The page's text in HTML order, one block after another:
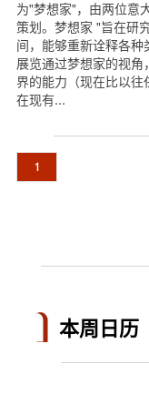
为"梦想家"，由两位意
策划。梦想家 "旨在研
间，能够重新诠释各种
展览通过梦想家的视
界的能力（现在比以
在现有...
1
本周日历